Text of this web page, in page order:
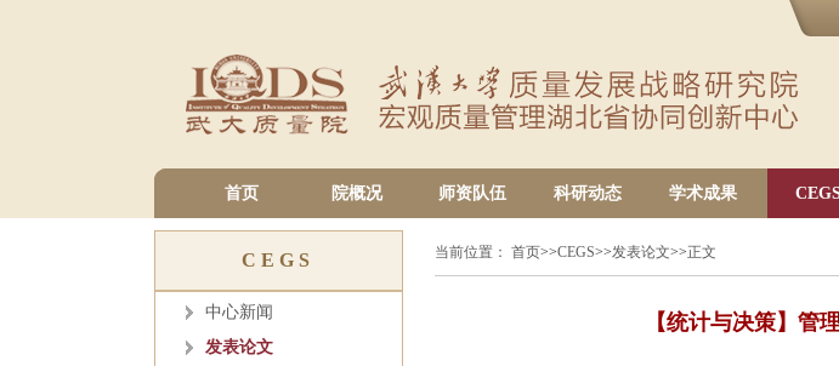
首页 院概况 师资队伍 科研动态 学术成果
CEGS
中心新闻
发表论文
当前位置： 首页>>CEGS>>发表论文>>正文
【统计与决策】管